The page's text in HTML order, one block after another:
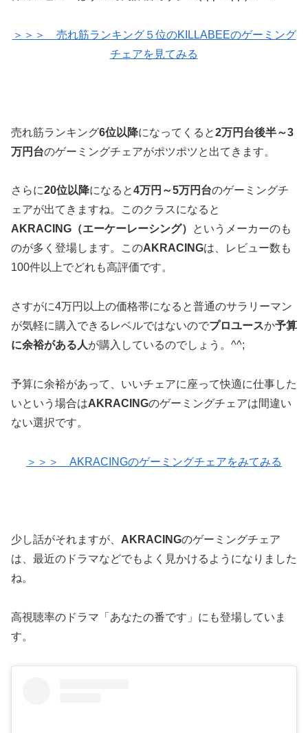
＞＞＞ 売れ筋ランキング５位のKILLABEEのゲーミング
チェアを見てみる
売れ筋ランキング6位以降になってくると2万円台後半～3
万円台のゲーミングチェアがポツポツと出てきます。
さらに20位以降になると4万円～5万円台のゲーミングチ
ェアが出てきますね。このクラスになると
AKRACING（エーケーレーシング）
というメーカーのも
のが多く登場します。このAKRACINGは、レビュー数も
100件以上でどれも高評価です。
さすがに4万円以上の価格帯になると普通のサラリーマン
が気軽に購入できるレベルではないのでプロユースか予算
に余裕がある人が購入しているのでしょう。^^;
予算に余裕があって、いいチェアに座って快適に仕事した
いという場合はAKRACINGのゲーミングチェアは間違い
ない選択です。
＞＞＞ AKRACINGのゲーミングチェアをみてみる
少し話がそれますが、 AKRACINGのゲーミングチェア
は、最近のドラマなどでもよく見かけるようになりました
ね。
高視聴率のドラマ「あなたの番です」にも登場していま
す。